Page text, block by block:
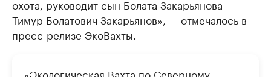
охота, руководит сын Болата Закарьянова —
Тимур Болатович Закарьянов», — отмечалось в
пресс-релизе ЭкоВахты.
«Экологическая Вахта по Северному